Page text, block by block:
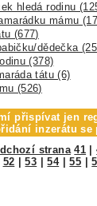
hledá rodinu
mámu
(677)
dědečka
(378)
tátu (6)
(526)
přispívat jen
inzerátu
strana 41 |
52 |53 |54|55 |